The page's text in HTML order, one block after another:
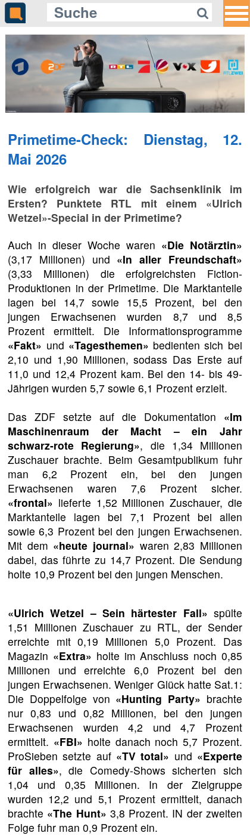
Gleich auf Quotenmeter:
Tango zwischen Lifestyle und
Authentizität
Primetime-Check: Dienstag, 12.
Mai 2026
Wie erfolgreich war die Sachsenklinik im
Ersten? Punktete RTL mit einem «Ulrich
Wetzel»-Special in der Primetime?
Auch in dieser Woche waren «Die Notärztin»
(3,17 Millionen) und «In aller Freundschaft»
(3,33 Millionen) die erfolgreichsten Fiction-
Produktionen in der Primetime. Die Marktanteile
lagen bei 14,7 sowie 15,5 Prozent, bei den
jungen Erwachsenen wurden 8,7 und 8,5
Prozent ermittelt. Die Informationsprogramme
«Fakt» und «Tagesthemen» bedienten sich bei
2,10 und 1,90 Millionen, sodass Das Erste auf
11,0 und 12,4 Prozent kam. Bei den 14- bis 49-
Jährigen wurden 5,7 sowie 6,1 Prozent erzielt.
Das ZDF setzte auf die Dokumentation «Im
Maschinenraum der Macht – ein Jahr
schwarz-rote Regierung», die 1,34 Millionen
Zuschauer brachte. Beim Gesamtpublikum fuhr
man 6,2 Prozent ein, bei den jungen
Erwachsenen waren 7,6 Prozent sicher.
«frontal» lieferte 1,52 Millionen Zuschauer, die
Marktanteile lagen bei 7,1 Prozent bei allen
sowie 6,3 Prozent bei den jungen Erwachsenen.
Mit dem «heute journal» waren 2,83 Millionen
dabei, das führte zu 14,7 Prozent. Die Sendung
holte 10,9 Prozent bei den jungen Menschen.
«Ulrich Wetzel – Sein härtester Fall» spülte
1,51 Millionen Zuschauer zu RTL, der Sender
erreichte mit 0,19 Millionen 5,0 Prozent. Das
Magazin «Extra» holte im Anschluss noch 0,85
Millionen und erreichte 6,0 Prozent bei den
jungen Erwachsenen. Weniger Glück hatte Sat.1:
Die Doppelfolge von «Hunting Party» brachte
nur 0,83 und 0,82 Millionen, bei den jungen
Erwachsenen wurden 4,2 und 4,7 Prozent
ermittelt. «FBI» holte danach noch 5,7 Prozent.
ProSieben setzte auf «TV total» und «Experte
für alles», die Comedy-Shows sicherten sich
1,04 und 0,35 Millionen. In der Zielgruppe
wurden 12,2 und 5,1 Prozent ermittelt, danach
brachte «The Hunt» 3,8 Prozent. IN der zweiten
Folge fuhr man 0,9 Prozent ein.